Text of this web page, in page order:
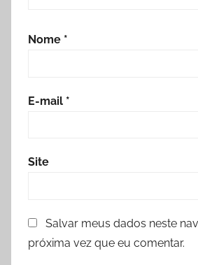
Nome *
E-mail *
Site
Salvar meus dados neste
próxima vez que eu comentar.